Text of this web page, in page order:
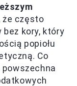
że często
kory, który
popiołu
Co